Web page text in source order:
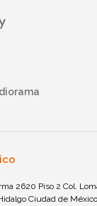
2620 Piso 2 Col.
Ciudad de